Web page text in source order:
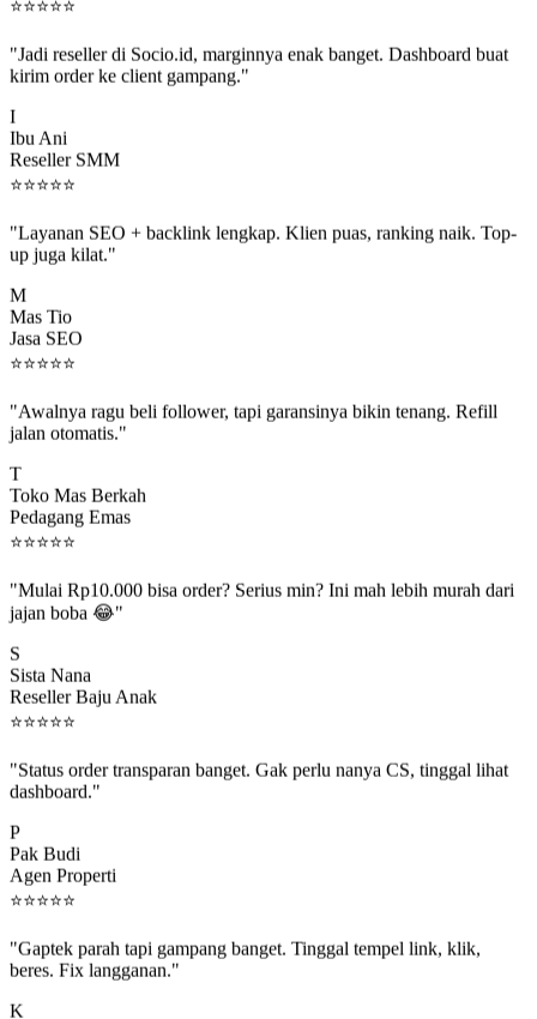
kirim order ke client gampang."
Ibu Ani
Reseller SMM
⭐⭐⭐⭐⭐
up juga kilat."
Mas Tio
Jasa SEO
⭐⭐⭐⭐⭐
jalan otomatis."
Toko Mas Berkah
Pedagang Emas
⭐⭐⭐⭐⭐
jajan boba 😂"
Sista Nana
Reseller Baju Anak
⭐⭐⭐⭐⭐
dashboard."
Pak Budi
Agen Properti
⭐⭐⭐⭐⭐
beres. Fix langganan."
Kang Ojol